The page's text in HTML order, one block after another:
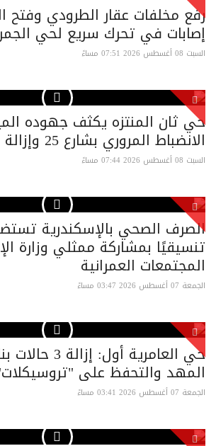
رفع مخلفات عقار الطرودي وفتح
إصابات في تحرك سريع لحي
السبت 08 أغسطس 2026 07:51 مساءً
حي ثان المنتزه يكثف جهوده
الانضباط المروري بشارع 25 وإزالة التعديات
السبت 08 أغسطس 2026 07:44 مساءً
الصرف الصحي بالإسكندرية
تنسيقيًا بمشاركة ممثلي وزارة
المجتمعات العمرانية
الجمعة 07 أغسطس 2026 03:47 مساءً
حي العامرية
المهد والتحفظ على
الجمعة 07 أغسطس 2026 03:41 مساءً